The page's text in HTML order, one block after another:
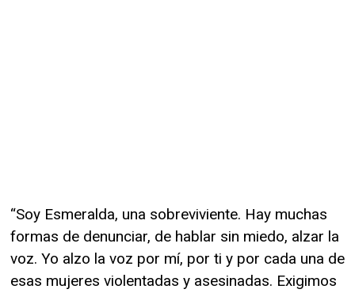
“Soy Esmeralda, una sobreviviente. Hay muchas
formas de denunciar, de hablar sin miedo, alzar la
voz. Yo alzo la voz por mí, por ti y por cada una de
esas mujeres violentadas y asesinadas. Exigimos